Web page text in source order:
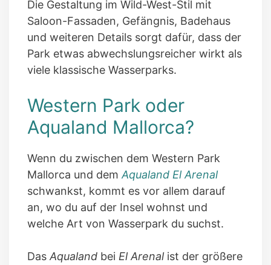
Die Gestaltung im Wild-West-Stil mit
Saloon-Fassaden, Gefängnis, Badehaus
und weiteren Details sorgt dafür, dass der
Park etwas abwechslungsreicher wirkt als
viele klassische Wasserparks.
Western Park oder
Aqualand Mallorca?
Wenn du zwischen dem Western Park
Mallorca und dem Aqualand El Arenal
schwankst, kommt es vor allem darauf
an, wo du auf der Insel wohnst und
welche Art von Wasserpark du suchst.
Das Aqualand bei El Arenalist der größere